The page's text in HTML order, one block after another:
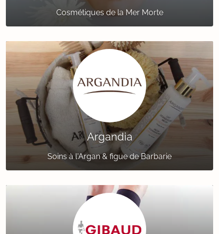
Cosmétiques de la Mer Morte
Argandia
Soins à l'Argan & figue de Barbarie